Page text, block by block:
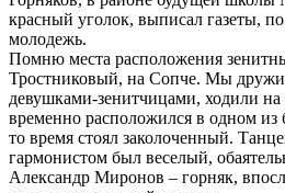
красный уголок, выписал газеты,
молодежь.
Помню места расположения
Тростниковый, на Сопче. Мы
девушками-зенитчицами, ходили
временно расположился в одном из
то время стоял заколоченный.
гармонистом был веселый,
Александр Миронов – горняк,